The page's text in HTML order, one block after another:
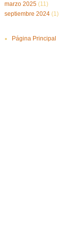
marzo 2025 (11)
septiembre 2024 (1)
Página Principal